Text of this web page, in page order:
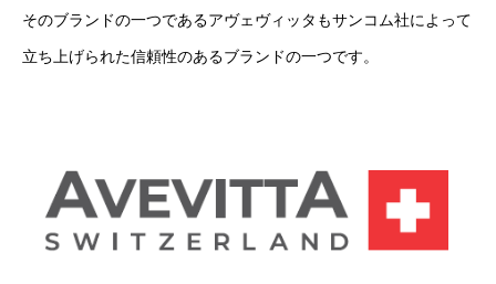
INDUSTRY 産業
OCCUPATION 職種
そのブランドの一つであるアヴェヴィッタもサンコム社によって
立ち上げられた信頼性のあるブランドの一つです。